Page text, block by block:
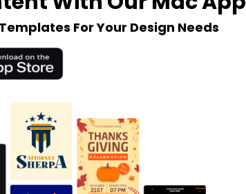
For Your Design Needs